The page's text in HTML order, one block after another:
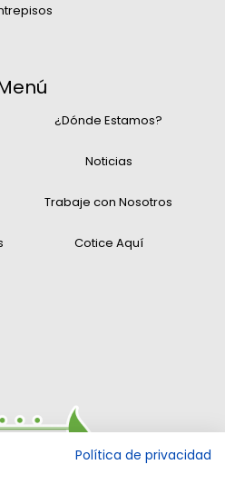
¿Dónde Estamos?
Noticias
Trabaje con Nosotros
Cotice Aquí
Política de privacidad